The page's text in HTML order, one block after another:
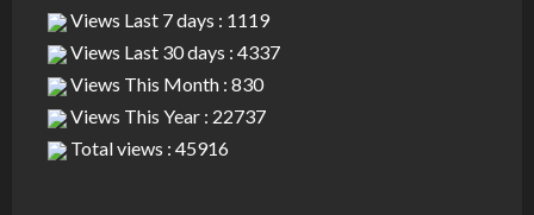
Views Last 7 days : 1119
Views Last 30 days : 4337
Views This Month : 830
Views This Year : 22737
Total views : 45916